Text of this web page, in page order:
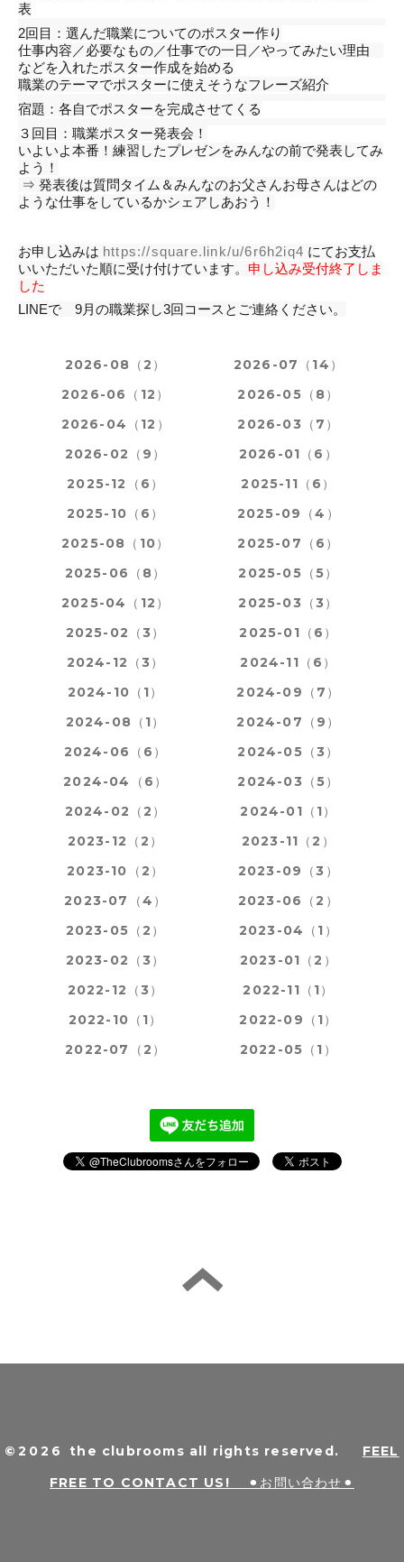
表
2回目：選んだ職業についてのポスター作り
仕事内容／必要なもの／仕事での一日／やってみたい理由
などを入れたポスター作成を始める
職業のテーマでポスターに使えそうなフレーズ紹介
宿題：各自でポスターを完成させてくる
３回目：職業ポスター発表会！
いよいよ本番！練習したプレゼンをみんなの前で発表してみ
よう！
⇒ 発表後は質問タイム＆みんなのお父さんお母さんはどの
ような仕事をしているかシェアしあおう！
お申し込みは https://square.link/u/6r6h2iq4 にてお支払
いいただいた順に受け付けています。 申し込み受付終了しま
した
LINEで 9月の職業探し3回コースとご連絡ください。
2026-08（2）
2026-07（14）
2026-06（12）
2026-05（8）
2026-04（12）
2026-03（7）
2026-02（9）
2026-01（6）
2025-12（6）
2025-11（6）
2025-10（6）
2025-09（4）
2025-08（10）
2025-07（6）
2025-06（8）
2025-05（5）
2025-04（12）
2025-03（3）
2025-02（3）
2025-01（6）
2024-12（3）
2024-11（6）
2024-10（1）
2024-09（7）
2024-08（1）
2024-07（9）
2024-06（6）
2024-05（3）
2024-04（6）
2024-03（5）
2024-02（2）
2024-01（1）
2023-12（2）
2023-11（2）
2023-10（2）
2023-09（3）
2023-07（4）
2023-06（2）
2023-05（2）
2023-04（1）
2023-02（3）
2023-01（2）
2022-12（3）
2022-11（1）
2022-10（1）
2022-09（1）
2022-07（2）
2022-05（1）
©2026 the clubrooms all rights reserved. FEEL
FREE TO CONTACT US! ⚫︎お問い合わせ⚫︎